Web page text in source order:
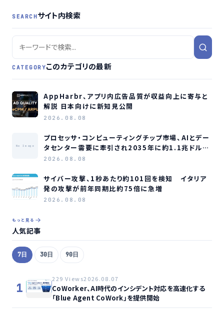
SEARCHサイト内検索
CATEGORYこのカテゴリの最新
AppHarbr、アプリ内広告品質が収益向上に寄与と
解説 日本向けに新知見公開
2026.08.08
No Image
プロセッサ・コンピューティングチップ市場、AIとデー
タセンター需要に牽引され2035年に約1.1兆ドル規
模へ成長か
2026.08.08
サイバー攻撃、1秒あたり約101回を検知 イタリア
発の攻撃が前年同期比約75倍に急増
2026.08.08
もっと見る
人気記事
7日 30日 90日
1
229 Views2026.08.07
CoWorker、AI時代のインシデント対応を高速化する
「Blue Agent CoWork」を提供開始